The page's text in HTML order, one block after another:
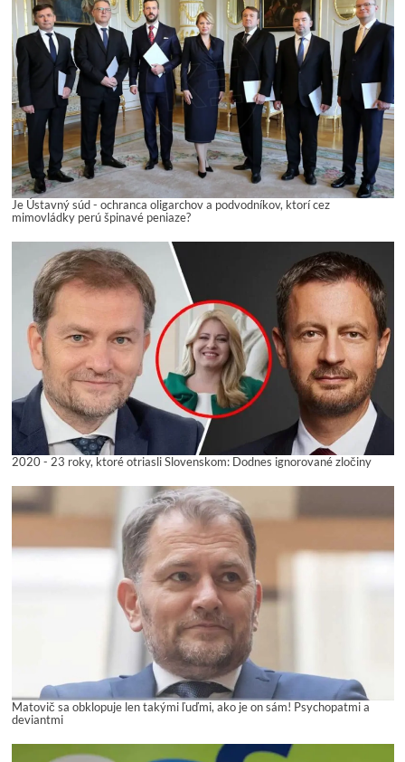
Je Ústavný súd - ochranca oligarchov a podvodníkov, ktorí cez
mimovládky perú špinavé peniaze?
2020 - 23 roky, ktoré otriasli Slovenskom: Dodnes ignorované zločiny
Matovič sa obklopuje len takými ľuďmi, ako je on sám! Psychopatmi a
deviantmi